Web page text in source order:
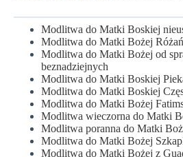
Modlitwa do Matki Boskiej
Modlitwa do Matki Bożej
Modlitwa do Matki Bożej od
beznadziejnych
Modlitwa do Matki Boskiej
Modlitwa do Matki Boskiej
Modlitwa do Matki Bożej
Modlitwa wieczorna do Matki
Modlitwa poranna do Matki
Modlitwa do Matki Bożej
Modlitwa do Matki Bożej z